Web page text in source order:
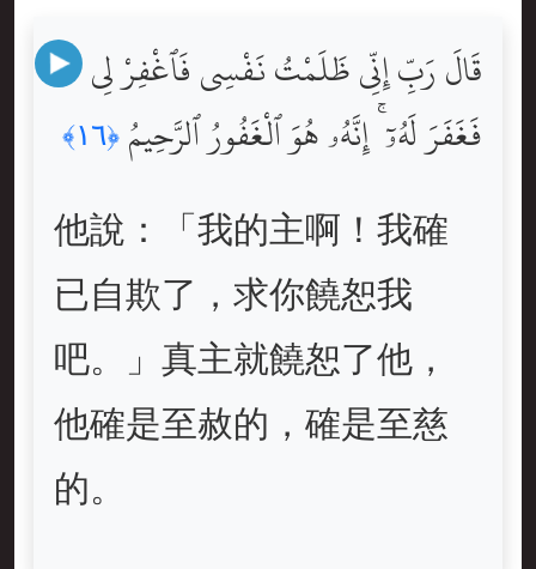
قَالَ رَبِّ إِنِّى ظَلَمْتُ نَفْسِى فَٱغْفِرْ لِى
فَغَفَرَ لَهُۥٓ ۚ إِنَّهُۥ هُوَ ٱلْغَفُورُ ٱلرَّحِيمُ ﴿١٦﴾
他說：「我的主啊！我確
已自欺了，求你饒恕我
吧。」真主就饒恕了他，
他確是至赦的，確是至慈
的。